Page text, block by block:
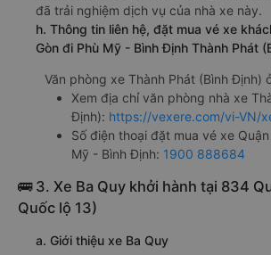
đã trải nghiệm dịch vụ của nhà xe này.
h. Thông tin liên hệ, đặt mua vé xe
Gòn đi Phù Mỹ - Bình Định Thành Phát
Văn phòng xe Thành Phát (Bình Định)
Xem địa chỉ văn phòng nhà xe
Định): https://vexere.com/vi-VN/
Số điện thoại đặt mua vé xe
Mỹ - Bình Định: 1900 888684
🚌 3. Xe Ba Quy khởi hành tại 834
Quốc lộ 13)
a. Giới thiệu xe Ba Quy